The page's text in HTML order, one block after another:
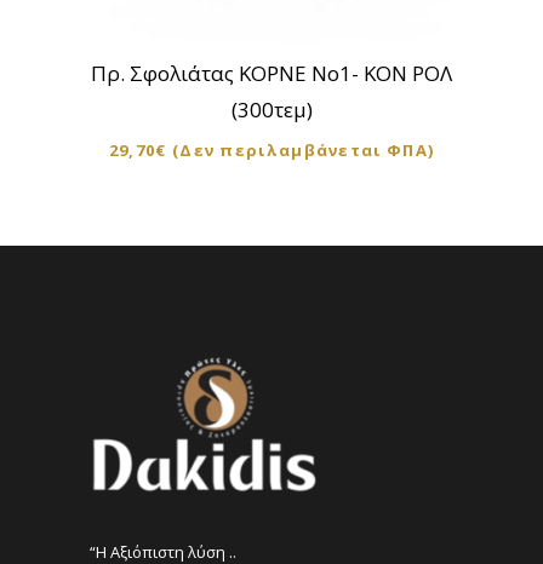
Πρ. Σφολιάτας ΚΟΡΝΕ Νο1- ΚΟΝ ΡΟΛ
(300τεμ)
29,70€ (Δεν περιλαμβάνεται ΦΠΑ)
“Η Αξιόπιστη λύση ..